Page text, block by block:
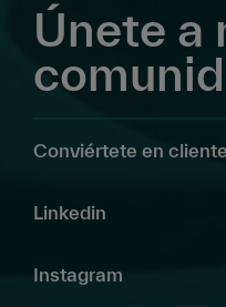
Únete a
Conviértete en cliente
Linkedin
Instagram